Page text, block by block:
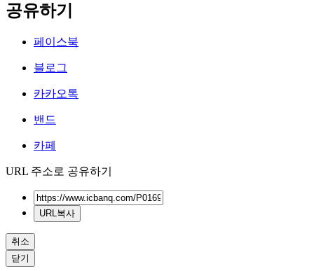
공유하기
페이스북
블로그
카카오톡
밴드
카페
URL 주소로 공유하기
URL복사
취소
닫기